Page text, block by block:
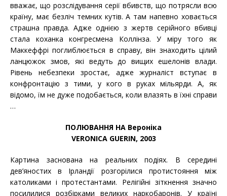
вважає, що розслідування серії вбивств, що потрясли всю
країну, має безліч темних кутів. А там напевно ховається
страшна правда. Адже однією з жертв серійного вбивці
стала коханка конгресмена Коллінза. У міру того як
Маккеффрі поглиблюється в справу, він знаходить цілий
ланцюжок змов, які ведуть до вищих ешелонів влади.
Рівень небезпеки зростає, адже журналіст вступає в
конфронтацію з тими, у кого в руках мільярди. А, як
відомо, їм не дуже подобається, коли влазять в їхні справи
…
ПОЛЮВАННЯ НА Вероніка
VERONICA GUERIN, 2003
Картина заснована на реальних подіях. В середині
дев’яностих в Ірландії розгорілися протистояння між
католиками і протестантами. Релігійні зіткнення значно
посилилися розбірками великих наркобаронів. У країні